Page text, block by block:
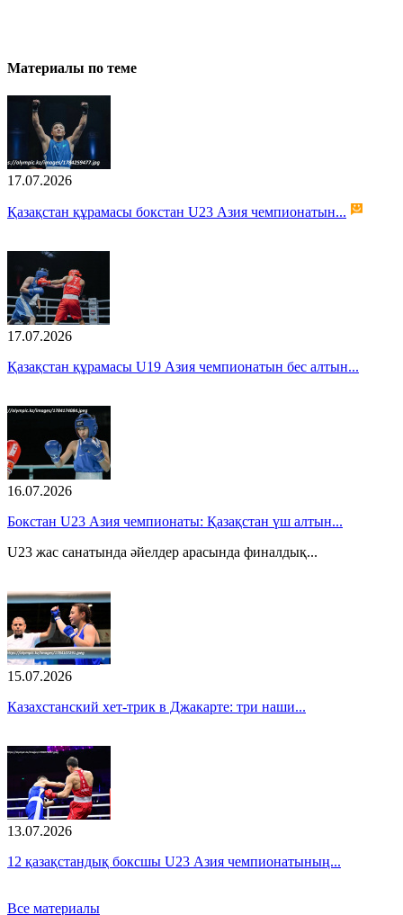
Материалы по теме
17.07.2026
Қазақстан құрамасы бокстан U23 Азия чемпионатын...
17.07.2026
Қазақстан құрамасы U19 Азия чемпионатын бес алтын...
16.07.2026
Бокстан U23 Азия чемпионаты: Қазақстан үш алтын...
U23 жас санатында әйелдер арасында финалдық...
15.07.2026
Казахстанский хет-трик в Джакарте: три наши...
13.07.2026
12 қазақстандық боксшы U23 Азия чемпионатының...
Все материалы